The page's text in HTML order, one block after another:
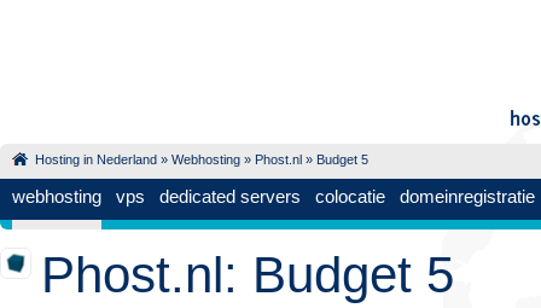
Hosting in Nederland » Webhosting » Phost.nl » Budget 5
webhosting vps dedicated servers colocatie domeinregistratie
Phost.nl: Budget 5